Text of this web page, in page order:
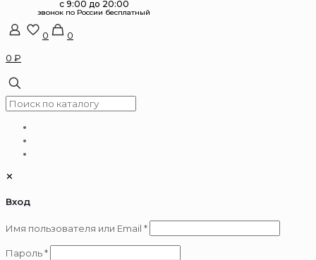
0
0
0 ₽
✕
Вход
Имя пользователя или Email *Обязательно
Пароль*Обязательно